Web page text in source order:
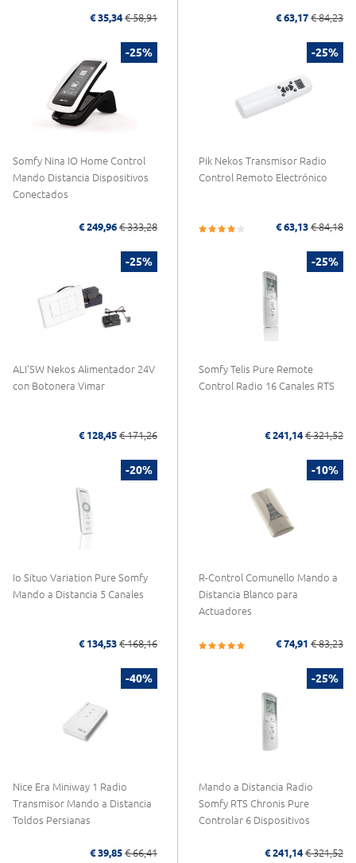
€ 35,34 € 58,91 € 63,17 € 84,23
-25%
Somfy Nina IO Home Control
Mando Distancia Dispositivos
Conectados
€ 249,96 € 333,28
-25%
Pik Nekos Transmisor Radio
Control Remoto Electrónico
€ 63,13 € 84,18
-25%
ALI'SW Nekos Alimentador 24V
con Botonera Vimar
€ 128,45 € 171,26
-25%
Somfy Telis Pure Remote
Control Radio 16 Canales RTS
€ 241,14 € 321,52
-20%
Io Situo Variation Pure Somfy
Mando a Distancia 5 Canales
€ 134,53 € 168,16
-10%
R-Control Comunello Mando a
Distancia Blanco para
Actuadores
€ 74,91 € 83,23
-40%
Nice Era Miniway 1 Radio
Transmisor Mando a Distancia
Toldos Persianas
€ 39,85 € 66,41
-25%
Mando a Distancia Radio
Somfy RTS Chronis Pure
Controlar 6 Dispositivos
€ 241,14 € 321,52